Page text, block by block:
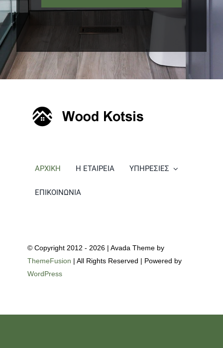
ΑΡΧΙΚΗ Η ΕΤΑΙΡΕΙΑ ΥΠΗΡΕΣΙΕΣ
ΕΠΙΚΟΙΝΩΝΙΑ
© Copyright 2012 - 2026 | Avada Theme by
ThemeFusion | All Rights Reserved | Powered by
WordPress